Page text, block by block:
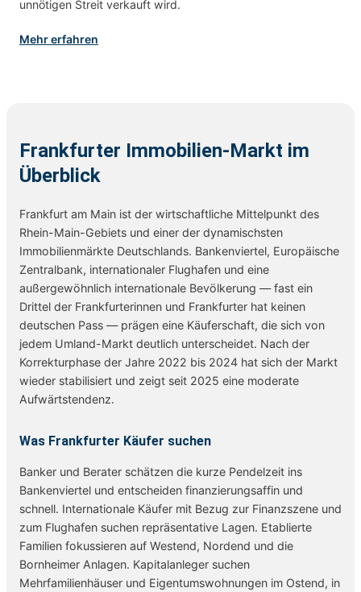
unnötigen Streit verkauft wird.
Mehr erfahren
Frankfurter Immobilien-Markt im
Überblick
Frankfurt am Main ist der wirtschaftliche Mittelpunkt des
Rhein-Main-Gebiets und einer der dynamischsten
Immobilienmärkte Deutschlands. Bankenviertel, Europäische
Zentralbank, internationaler Flughafen und eine
außergewöhnlich internationale Bevölkerung — fast ein
Drittel der Frankfurterinnen und Frankfurter hat keinen
deutschen Pass — prägen eine Käuferschaft, die sich von
jedem Umland-Markt deutlich unterscheidet. Nach der
Korrekturphase der Jahre 2022 bis 2024 hat sich der Markt
wieder stabilisiert und zeigt seit 2025 eine moderate
Aufwärtstendenz.
Was Frankfurter Käufer suchen
Banker und Berater schätzen die kurze Pendelzeit ins
Bankenviertel und entscheiden finanzierungsaffin und
schnell. Internationale Käufer mit Bezug zur Finanzszene und
zum Flughafen suchen repräsentative Lagen. Etablierte
Familien fokussieren auf Westend, Nordend und die
Bornheimer Anlagen. Kapitalanleger suchen
Mehrfamilienhäuser und Eigentumswohnungen im Ostend, in